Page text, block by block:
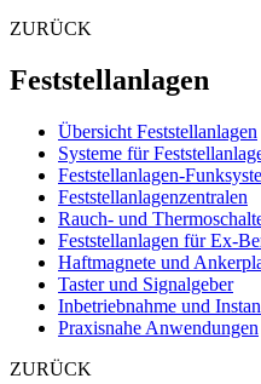
ZURÜCK
Feststellanlagen
Übersicht Feststellanlagen
Systeme für
Feststellanlagen-
Feststellanlagenzentralen
Rauch- und
Feststellanlagen für Ex-
Haftmagnete und
Taster und Signalgeber
Inbetriebnahme und
Praxisnahe Anwendungen
ZURÜCK